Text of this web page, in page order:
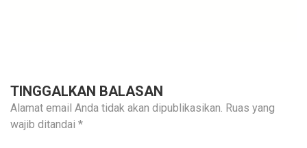
TINGGALKAN BALASAN
Alamat email Anda tidak akan dipublikasikan. Ruas yang
wajib ditandai *